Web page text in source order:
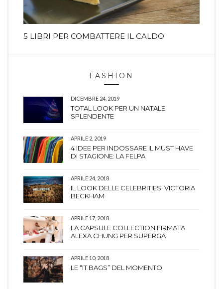
5 LIBRI PER COMBATTERE IL CALDO
FASHION
DICEMBRE 24, 2019
TOTAL LOOK PER UN NATALE
SPLENDENTE
APRILE 2, 2019
4 IDEE PER INDOSSARE IL MUST HAVE
DI STAGIONE: LA FELPA
APRILE 24, 2018
IL LOOK DELLE CELEBRITIES: VICTORIA
BECKHAM
APRILE 17, 2018
LA CAPSULE COLLECTION FIRMATA
ALEXA CHUNG PER SUPERGA
APRILE 10, 2018
LE “IT BAGS” DEL MOMENTO.